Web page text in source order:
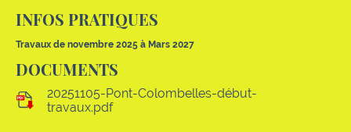
INFOS PRATIQUES
Travaux de novembre 2025 à Mars 2027
DOCUMENTS
20251105-Pont-Colombelles-début-
travaux.pdf